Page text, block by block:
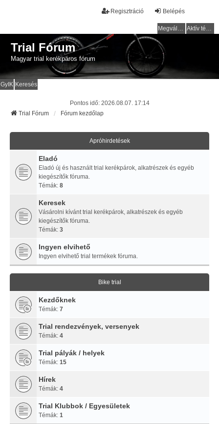
Belépés
Regisztráció
Megválaszolatlan témák Aktív témák
Trial Fórum
Magyar trial kerékpáros fórum
GyIK Keresés
Pontos idő: 2026.08.07. 17:14
Trial Fórum
Fórum kezdőlap
Apróhirdetések
Eladó
Eladó új és használt trial kerékpárok, alkatrészek és egyéb
kiegészítők fóruma.
Témák: 8
Keresek
Vásárolni kívánt trial kerékpárok, alkatrészek és egyéb
kiegészítők fóruma.
Témák: 3
Ingyen elvihető
Ingyen elvihető trial termékek fóruma.
Bike trial
Kezdőknek
Témák: 7
Trial rendezvények, versenyek
Témák: 4
Trial pályák / helyek
Témák: 15
Hírek
Témák: 4
Trial Klubbok / Egyesületek
Témák: 1